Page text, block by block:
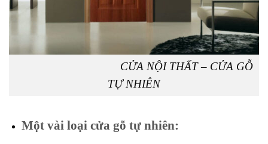
CỬA NỘI THẤT – CỬA GỖ
TỰ NHIÊN
Một vài loại cửa gỗ tự nhiên: